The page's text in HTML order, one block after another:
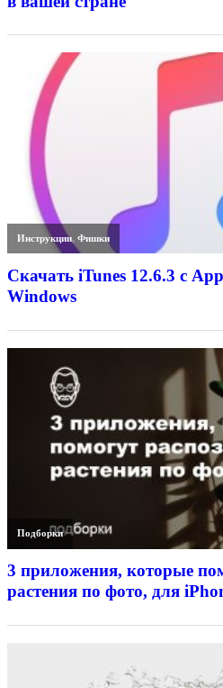
Инструкции,Фишки
Скачать iTunes 12.6.3 с
Windows
Подборки
3 приложения, которые
растения по фото, для